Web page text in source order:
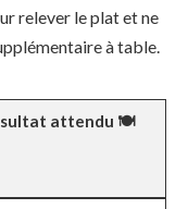
relever le plat et ne
à table.
attendu 🍽️